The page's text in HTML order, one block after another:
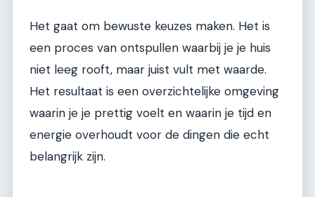
Het gaat om bewuste keuzes maken. Het is
een proces van ontspullen waarbij je je huis
niet leeg rooft, maar juist vult met waarde.
Het resultaat is een overzichtelijke omgeving
waarin je je prettig voelt en waarin je tijd en
energie overhoudt voor de dingen die echt
belangrijk zijn.